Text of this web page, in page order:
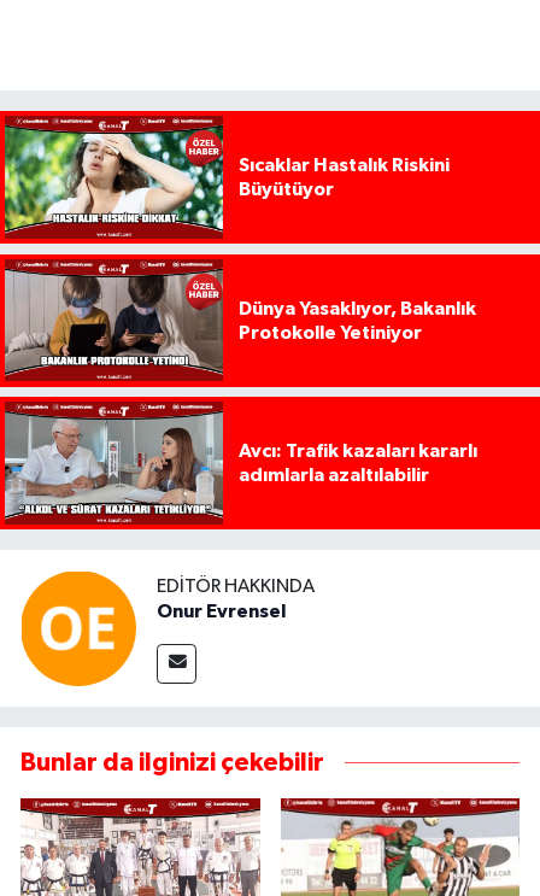
Sıcaklar Hastalık Riskini
Büyütüyor
Dünya Yasaklıyor, Bakanlık
Protokolle Yetiniyor
Avcı: Trafik kazaları kararlı
adımlarla azaltılabilir
EDITÖR HAKKINDA
Onur Evrensel
Bunlar da ilginizi çekebilir